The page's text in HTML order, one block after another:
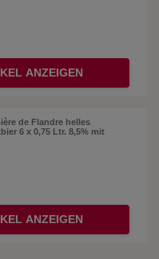
ANZEIGEN
de Flandre helles
6 x 0,75 Ltr. 8,5% mit
ANZEIGEN